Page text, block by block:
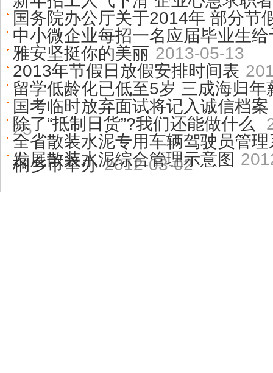
国务院办公厅关于2014年 部分节
中小微企业每招一名应届毕业生
雅安坚挺你的美丽 2013-05-13
2013年节假日放假安排时间表
留学低龄化已低至5岁 三成海归年
国考临时放弃面试将记入诚信档
25
除了“抵制日货”?我们还能做什么
全省散装水泥专用车辆驾驶员管
桐乡市举办 2012-03-02
发展散装水泥综合管理示意图